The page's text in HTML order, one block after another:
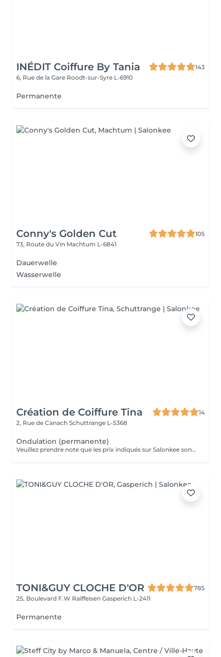
INÉDIT Coiffure By Tania
143
6, Rue de la Gare Roodt-sur-Syre L-6910
Permanente
Conny's Golden Cut
105
73, Route du Vin Machtum L-6841
Dauerwelle
Wasserwelle
Création de Coiffure Tina
14
2, Rue de Canach Schuttrange L-5368
Ondulation (permanente)
Veuillez prendre note que les prix indiqués sur Salonkee sont communiqués à titre informatif et s'entendent de base. Ces derniers sont susceptibles de varier selon le diagnostic réalisé à votre arrivée au salon et l'expertise du professionnel à qui vous confiez votre beauté. Dans tous les cas, un devis précis vous sera proposé et toutes réalisations de prestations seront effectuées avec votre accord. Un grand merci d'avance pour votre compréhension. Au plaisir de vous recevoir très vite.
TONI&GUY CLOCHE D'OR
785
25, Boulevard F.W Raiffeisen Gasperich L-2411
Permanente